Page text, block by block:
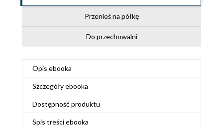
Przenieś na półkę
Do przechowalni
Opis ebooka
Szczegółyebooka
Dostępność produktu
Spis treściebooka